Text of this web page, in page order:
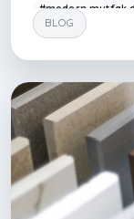
#modern mutfak
#interior designer
#yüzey
#modern interior
#luxury interior
#şişli iç mimarlık
BLOG